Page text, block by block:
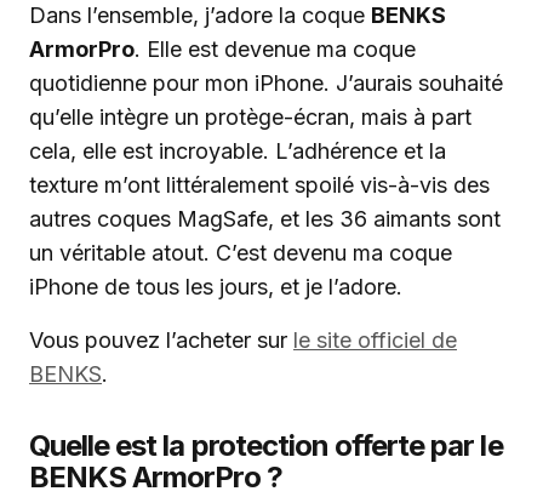
Dans l’ensemble, j’adore la coque BENKS
ArmorPro. Elle est devenue ma coque
quotidienne pour mon iPhone. J’aurais souhaité
qu’elle intègre un protège-écran, mais à part
cela, elle est incroyable. L’adhérence et la
texture m’ont littéralement spoilé vis-à-vis des
autres coques MagSafe, et les 36 aimants sont
un véritable atout. C’est devenu ma coque
iPhone de tous les jours, et je l’adore.
Vous pouvez l’acheter sur le site officiel de
BENKS.
Quelle est la protection offerte par le
BENKS ArmorPro ?